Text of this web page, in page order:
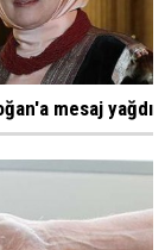
mesaj yağdı